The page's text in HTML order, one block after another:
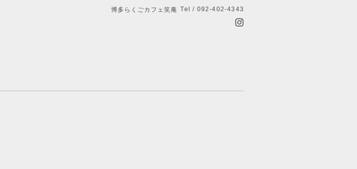
博多らくごカフェ笑庵 Tel / 092-402-4343